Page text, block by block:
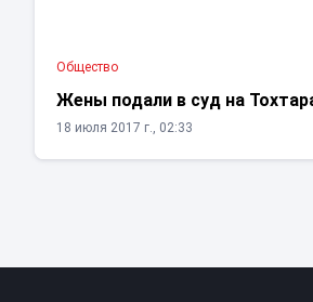
Общество
Жены подали в суд на
18 июля 2017 г., 02:33